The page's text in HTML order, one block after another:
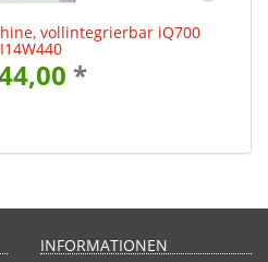
vollintegrierbar iQ700
*
INFORMATIONEN